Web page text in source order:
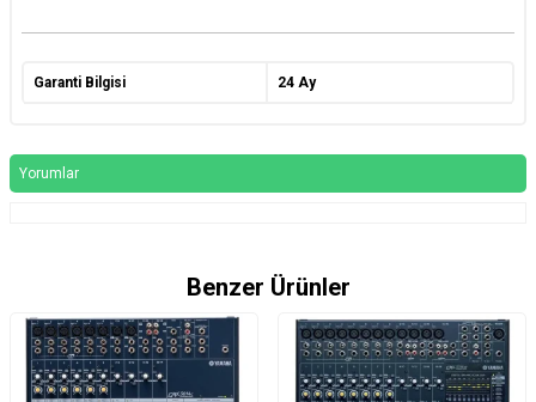
Garanti Bilgisi 24 Ay
Yorumlar
Benzer Ürünler